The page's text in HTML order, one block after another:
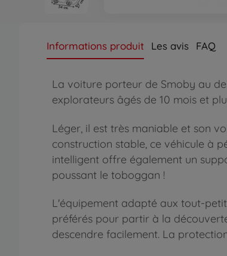
Informations produit Les avis FAQ
La voiture porteur de Smoby au
explorateurs âgés de 10 mois et
Léger, il est très maniable et son
construction stable, ce véhicule à
intelligent offre également un
poussant le toboggan !
L'équipement adapté aux tout-
préférés pour partir à la
descendre facilement. La